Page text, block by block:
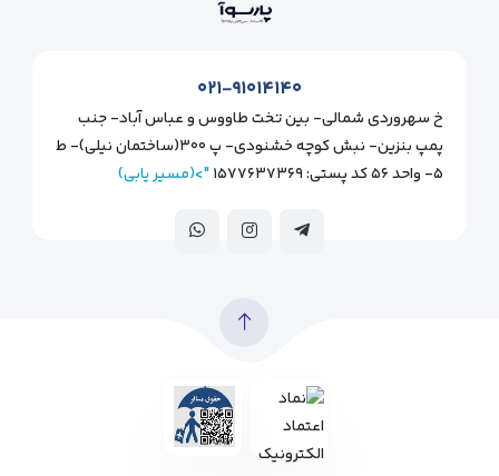
۰۲۱-۹۱۰۱۴۱۴۰
خ سهروردی شمالی- بین تخت طاووس و عباس آباد- جنب
پمپ بنزین- نبش کوچه خشنودی- پ ۳۰۰(ساختمان نیلی)- ط
۵- واحد ۵۶ کد پستی: ۱۵۷۷۶۳۷۳۶۹
">(مسیر یابی)